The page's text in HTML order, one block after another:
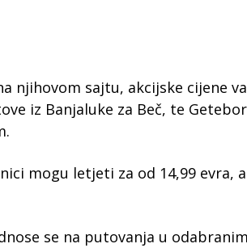
njihovom sajtu, akcijske cijene
iz Banjaluke za Beč, te
mogu letjeti za od 14,99 evra,
se na putovanja u